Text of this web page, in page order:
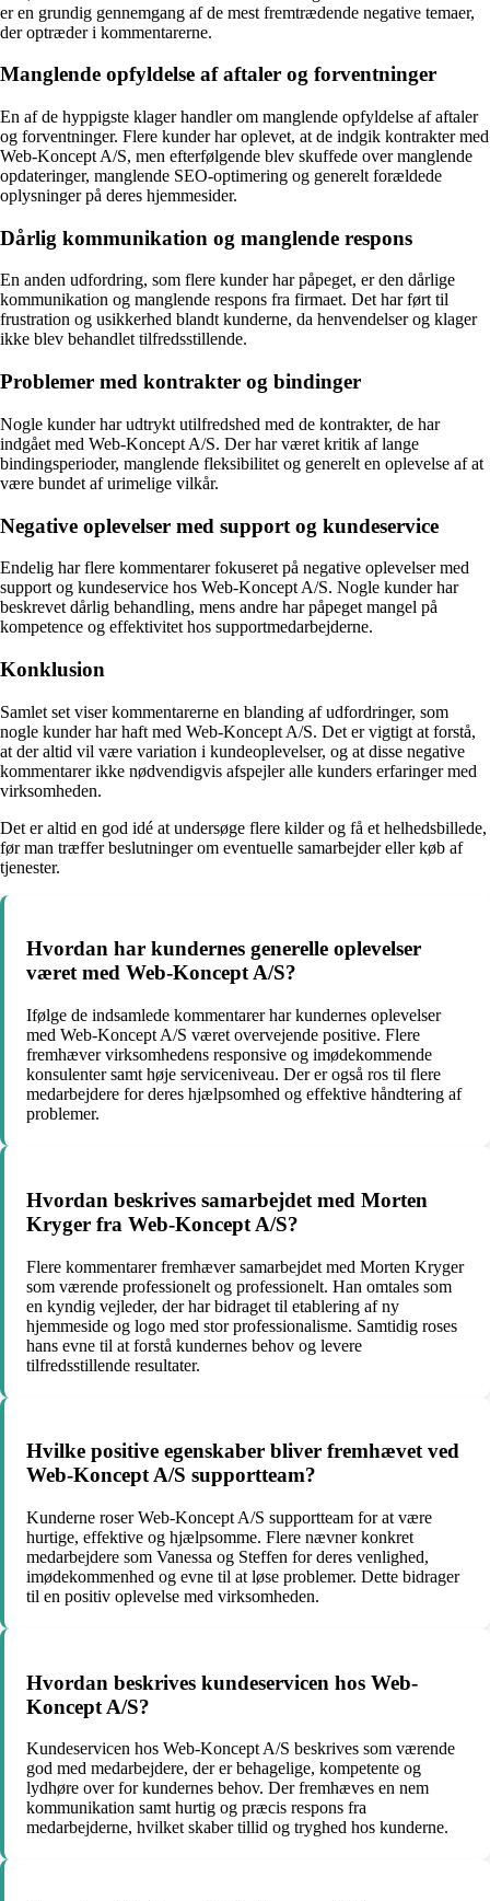
er en grundig gennemgang af de mest fremtrædende negative temaer,
der optræder i kommentarerne.
Manglende opfyldelse af aftaler og forventninger
En af de hyppigste klager handler om manglende opfyldelse af aftaler
og forventninger. Flere kunder har oplevet, at de indgik kontrakter med
Web-Koncept A/S, men efterfølgende blev skuffede over manglende
opdateringer, manglende SEO-optimering og generelt forældede
oplysninger på deres hjemmesider.
Dårlig kommunikation og manglende respons
En anden udfordring, som flere kunder har påpeget, er den dårlige
kommunikation og manglende respons fra firmaet. Det har ført til
frustration og usikkerhed blandt kunderne, da henvendelser og klager
ikke blev behandlet tilfredsstillende.
Problemer med kontrakter og bindinger
Nogle kunder har udtrykt utilfredshed med de kontrakter, de har
indgået med Web-Koncept A/S. Der har været kritik af lange
bindingsperioder, manglende fleksibilitet og generelt en oplevelse af at
være bundet af urimelige vilkår.
Negative oplevelser med support og kundeservice
Endelig har flere kommentarer fokuseret på negative oplevelser med
support og kundeservice hos Web-Koncept A/S. Nogle kunder har
beskrevet dårlig behandling, mens andre har påpeget mangel på
kompetence og effektivitet hos supportmedarbejderne.
Konklusion
Samlet set viser kommentarerne en blanding af udfordringer, som
nogle kunder har haft med Web-Koncept A/S. Det er vigtigt at forstå,
at der altid vil være variation i kundeoplevelser, og at disse negative
kommentarer ikke nødvendigvis afspejler alle kunders erfaringer med
virksomheden.
Det er altid en god idé at undersøge flere kilder og få et helhedsbillede,
før man træffer beslutninger om eventuelle samarbejder eller køb af
tjenester.
Hvordan har kundernes generelle oplevelser
været med Web-Koncept A/S?
Ifølge de indsamlede kommentarer har kundernes oplevelser
med Web-Koncept A/S været overvejende positive. Flere
fremhæver virksomhedens responsive og imødekommende
konsulenter samt høje serviceniveau. Der er også ros til flere
medarbejdere for deres hjælpsomhed og effektive håndtering af
problemer.
Hvordan beskrives samarbejdet med Morten
Kryger fra Web-Koncept A/S?
Flere kommentarer fremhæver samarbejdet med Morten Kryger
som værende professionelt og professionelt. Han omtales som
en kyndig vejleder, der har bidraget til etablering af ny
hjemmeside og logo med stor professionalisme. Samtidig roses
hans evne til at forstå kundernes behov og levere
tilfredsstillende resultater.
Hvilke positive egenskaber bliver fremhævet ved
Web-Koncept A/S supportteam?
Kunderne roser Web-Koncept A/S supportteam for at være
hurtige, effektive og hjælpsomme. Flere nævner konkret
medarbejdere som Vanessa og Steffen for deres venlighed,
imødekommenhed og evne til at løse problemer. Dette bidrager
til en positiv oplevelse med virksomheden.
Hvordan beskrives kundeservicen hos Web-
Koncept A/S?
Kundeservicen hos Web-Koncept A/S beskrives som værende
god med medarbejdere, der er behagelige, kompetente og
lydhøre over for kundernes behov. Der fremhæves en nem
kommunikation samt hurtig og præcis respons fra
medarbejderne, hvilket skaber tillid og tryghed hos kunderne.